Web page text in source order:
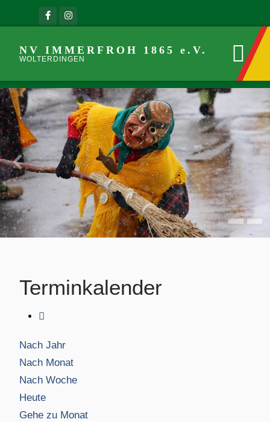
NV IMMERFROH 1865 e.V.
WOLTERDINGEN
Terminkalender
Nach Jahr
Nach Monat
Nach Woche
Heute
Gehe zu Monat